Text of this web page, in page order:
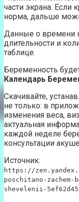
части экрана. Если
норма, дальше
Данные о времени
длительности и
таблице.
Беременность
Календарь
Скачивайте,
не только: в
изменения веса,
актуальная
каждой неделе
консультации
Источник:
https://
poschitano-
shevelenii-